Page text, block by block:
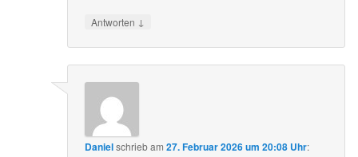
Antworten ↓
Danielschriebam27. Februar 2026 um 20:08 Uhr: